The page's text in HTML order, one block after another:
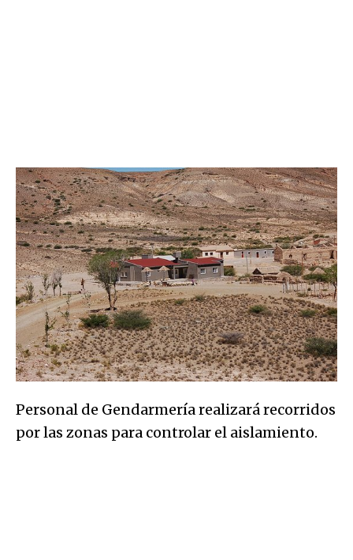
Personal de Gendarmería realizará recorridos
por las zonas para controlar el aislamiento.